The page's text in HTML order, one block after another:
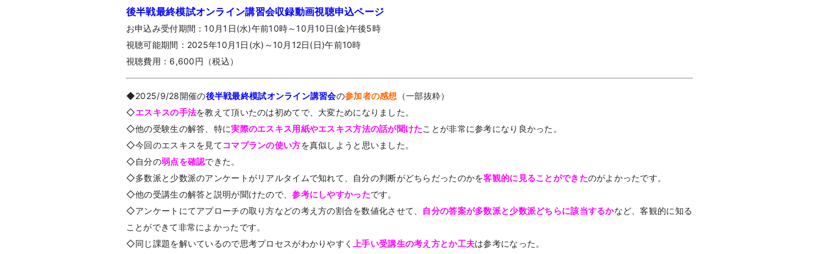
後半戦最終模試オンライン講習会収録動画視聴申込ページ
お申込み受付期間：10月1日(水)午前10時～10月10日(金)午後5時
視聴可能期間：2025年10月1日(水)～10月12日(日)午前10時
視聴費用：6,600円（税込）
◆2025/9/28開催の後半戦最終模試オンライン講習会の参加者の感想
（一部抜粋）
◇エスキスの手法を教えて頂いたのは初めてで、大変ためになりました。
◇他の受験生の解答、特に実際のエスキス用紙やエスキス方法の話が聞けたことが非常に参考になり良かった。
◇今回のエスキスを見てコマプランの使い方を真似しようと思いました。
◇自分の弱点を確認できた。
◇多数派と少数派のアンケートがリアルタイムで知れて、自分の判断がどちらだったのかを客観的に見ることができたのがよかったです。
◇他の受講生の解答と説明が聞けたので、参考にしやすかったです。
◇アンケートにてアプローチの取り方などの考え方の割合を数値化させて、 自分の答案が多数派と少数派どちらに該当するかなど、客観的に知る
ことができて非常によかったです。
◇同じ課題を解いているので思考プロセスがわかりやすく
上手い受講生の考え方とか工夫は参考になった。